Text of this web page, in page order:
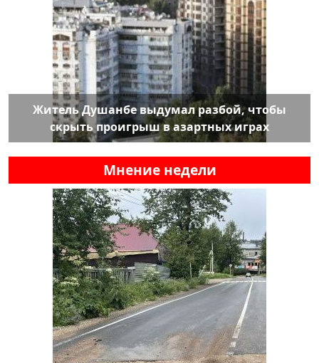
Житель Душанбе выдумал разбой, чтобы
скрыть проигрыш в азартных играх
Мнение недели